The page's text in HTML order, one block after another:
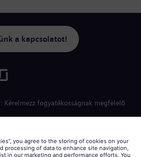
a kapcsolatot!
Kérelmezz fogyatékosságnak megfelelő
során
weboldal